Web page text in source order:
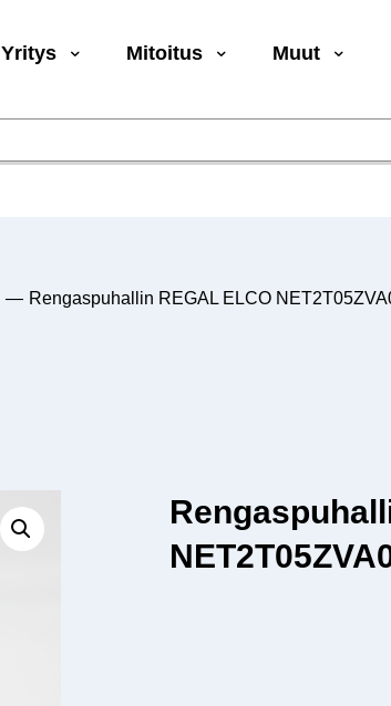
Yritys Mitoitus Muut
— Rengaspuhallin REGAL ELCO